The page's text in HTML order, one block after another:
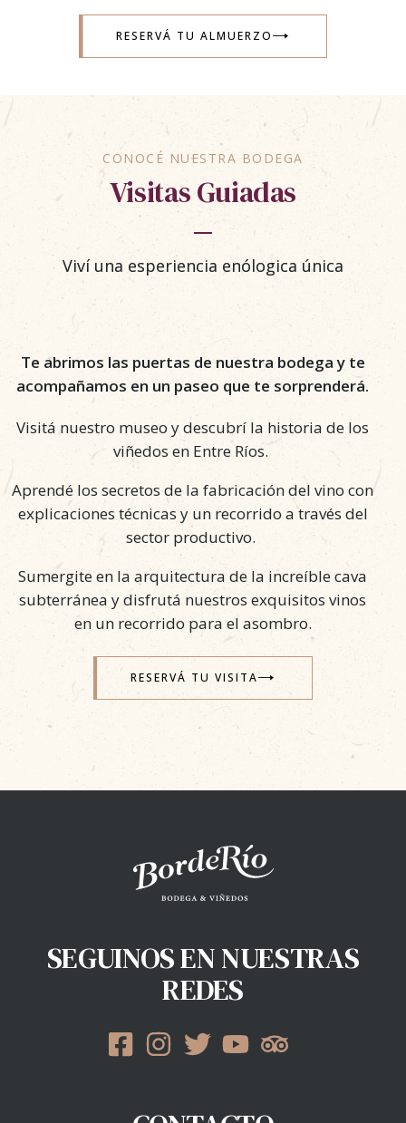
RESERVÁ TU ALMUERZO
CONOCÉ NUESTRA BODEGA
Visitas Guiadas
Viví una esperiencia enólogica única
Te abrimos las puertas de nuestra bodega y te
acompañamos en un paseo que te sorprenderá.
Visitá nuestro museo y descubrí la historia de los
viñedos en Entre Ríos.
Aprendé los secretos de la fabricación del vinocon
explicaciones técnicas y un recorrido a través del
sector productivo.
Sumergite en la arquitectura de la increíble cava
subterráneay disfrutá nuestros exquisitos vinos
en un recorrido para el asombro.
RESERVÁ TU VISITA
SEGUINOS EN NUESTRAS
REDES